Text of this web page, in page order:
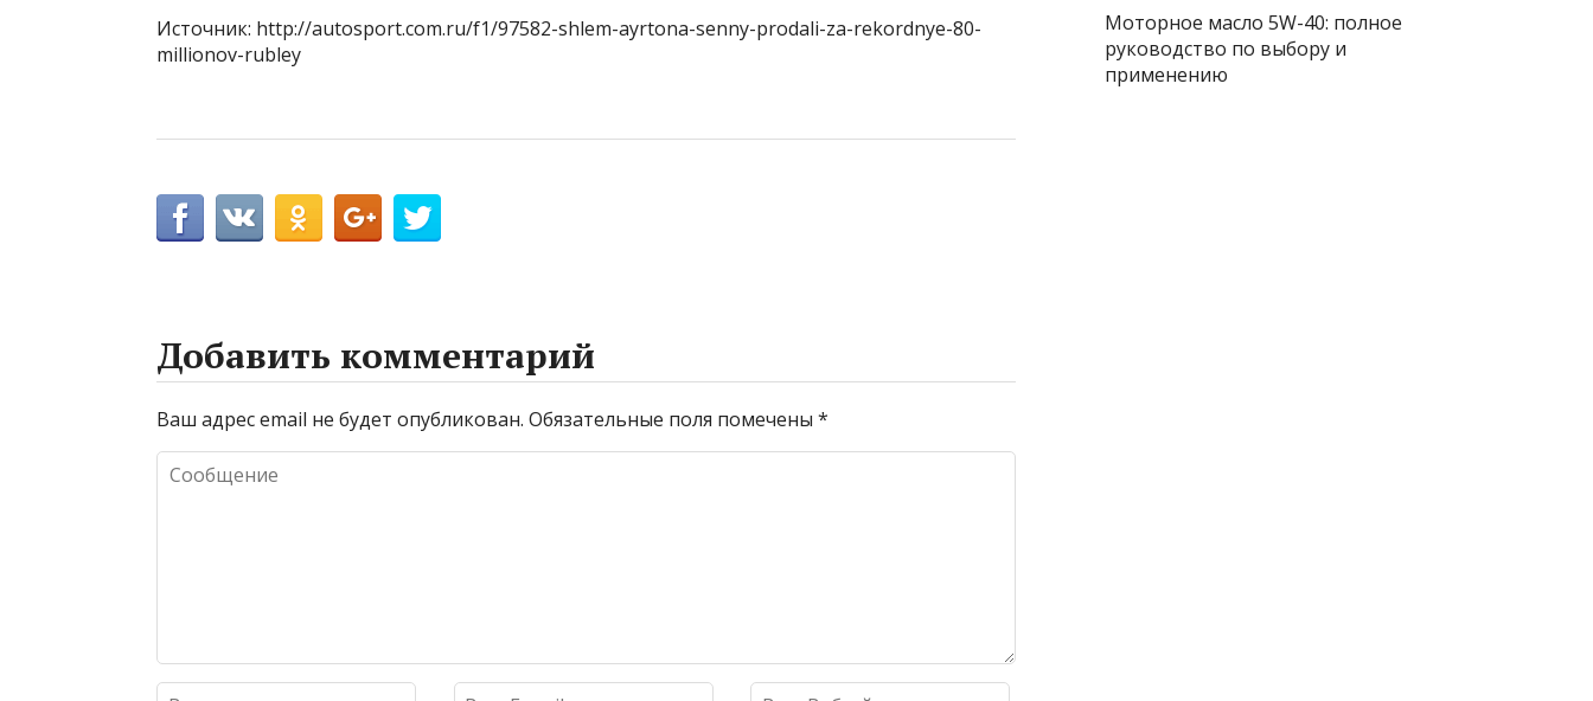
Источник: http://autosport.com.ru/f1/97582-shlem-ayrtona-senny-prodali-za-rekordnye-80-
millionov-rubley
Добавить комментарий
Ваш адрес email не будет опубликован. Обязательные поля помечены *
Моторное масло 5W-40: полное
руководство по выбору и
применению